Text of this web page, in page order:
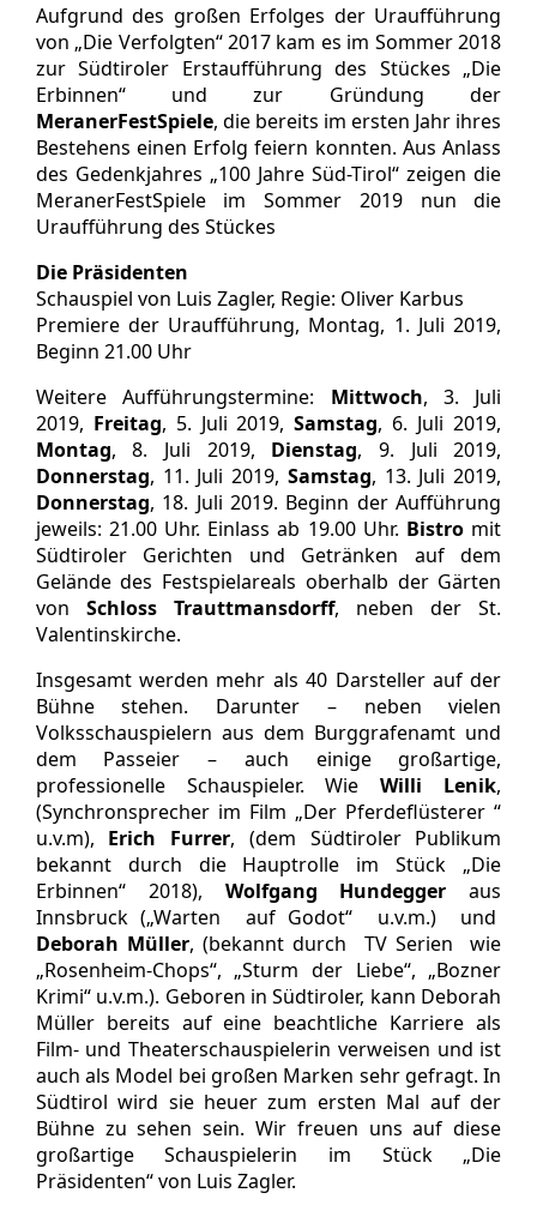
Aufgrund des großen Erfolges der Uraufführung
von „Die Verfolgten“ 2017 kam es im Sommer 2018
zur Südtiroler Erstaufführung des Stückes „Die
Erbinnen“ und zur Gründung der
MeranerFestSpiele, die bereits im ersten Jahr ihres
Bestehens einen Erfolg feiern konnten. Aus Anlass
des Gedenkjahres „100 Jahre Süd-Tirol“ zeigen die
MeranerFestSpiele im Sommer 2019 nun die
Uraufführung des Stückes
Die Präsidenten
Schauspiel von Luis Zagler, Regie: Oliver Karbus
Premiere der Uraufführung, Montag, 1. Juli 2019,
Beginn 21.00 Uhr
Weitere Aufführungstermine: Mittwoch, 3. Juli
2019, Freitag, 5. Juli 2019,Samstag, 6. Juli 2019,
Montag, 8. Juli 2019, Dienstag, 9. Juli 2019,
Donnerstag, 11. Juli 2019, Samstag, 13. Juli 2019,
Donnerstag, 18. Juli 2019. Beginn der Aufführung
jeweils: 21.00 Uhr. Einlass ab 19.00 Uhr. Bistro mit
Südtiroler Gerichten und Getränken auf dem
Gelände des Festspielareals oberhalb der Gärten
von Schloss Trauttmansdorff, neben der St.
Valentinskirche.
Insgesamt werden mehr als 40 Darsteller auf der
Bühne stehen. Darunter – neben vielen
Volksschauspielern aus dem Burggrafenamt und
dem Passeier – auch einige großartige,
professionelle Schauspieler. WieWilli Lenik,
(Synchronsprecher im Film „Der Pferdeflüsterer “
u.v.m), Erich Furrer, (dem Südtiroler Publikum
bekannt durch die Hauptrolle im Stück „Die
Erbinnen“ 2018), Wolfgang Hundegger aus
Innsbruck („Warten auf Godot“ u.v.m.) und
Deborah Müller, (bekannt durch TV Serien wie
„Rosenheim-Chops“, „Sturm der Liebe“, „Bozner
Krimi“ u.v.m.). Geboren in Südtiroler, kann Deborah
Müller bereits auf eine beachtliche Karriere als
Film- und Theaterschauspielerin verweisen und ist
auch als Model bei großen Marken sehr gefragt. In
Südtirol wird sie heuer zum ersten Mal auf der
Bühne zu sehen sein. Wir freuen uns auf diese
großartige Schauspielerin im Stück „Die
Präsidenten“ von Luis Zagler.